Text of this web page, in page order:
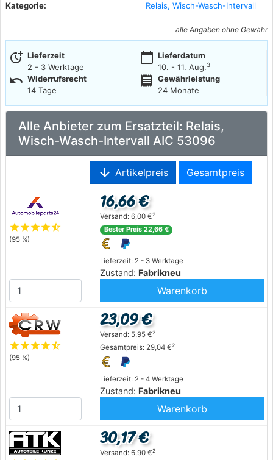
Kategorie:
Relais, Wisch-Wasch-Intervall
alle Angaben ohne Gewähr
more_time Lieferzeit
2 - 3 Werktage
calendar_today Lieferdatum
10. - 11. Aug.3
undo Widerrufsrecht
14 Tage
receipt
Gewährleistung
24 Monate
Alle Anbieter zum Ersatzteil: Relais,
Wisch-Wasch-Intervall AIC 53096
arrow_downward Artikelpreis Gesamtpreis
starstarstarstarstar_half
(95 %)
Lieferzeit: 2 - 3 Werktage
Zustand: Fabrikneu
16,66 €
Versand: 6,00 €2
Bester Preis 22,66 €
Warenkorb
starstarstarstarstar_half
(95 %)
Lieferzeit: 2 - 4 Werktage
Zustand: Fabrikneu
23,09 €
Versand: 5,95 €2
Gesamtpreis: 29,04 €2
Warenkorb
30,17 €
Versand: 6,90 €2